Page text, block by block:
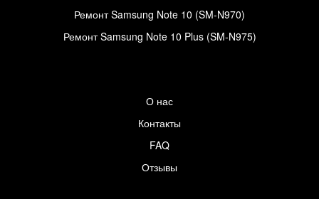
Ремонт Samsung Note 10 (SM-N970)
Ремонт Samsung Note 10 Plus (SM-N975)
О нас
Контакты
FAQ
Отзывы